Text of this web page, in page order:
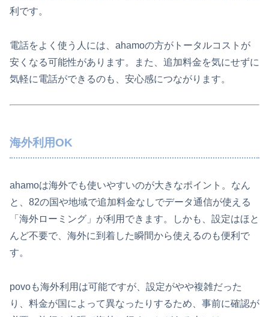
利です。
電話をよく使う人には、ahamoの方がトータルコストが
安くなる可能性があります。また、追加料金を気にせずに
気軽に電話ができるのも、安心感につながります。
海外利用OK
ahamoは海外でも使いやすいのが大きなポイント。なん
と、82の国や地域で追加料金なしでデータ通信が使える
「海外ローミング」が利用できます。しかも、設定はほと
んど不要で、海外に到着した瞬間から使えるのも便利で
す。
povoも海外利用は可能ですが、設定がやや複雑だった
り、料金が国によって異なったりするため、事前に確認が